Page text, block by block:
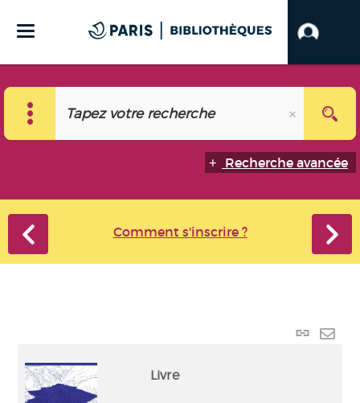
Recherche avancée
Comment s'inscrire ?
Lien
Livre